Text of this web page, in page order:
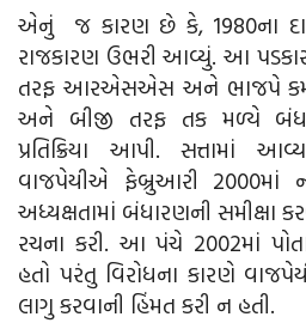
એનું જ કારણ છે કે, 1980ના
રાજકારણ ઉભરી આવ્યું. આ
તરફ આરએસએસ અને ભાજપે
અને બીજી તરફ તક મળ્યે
પ્રતિક્રિયા આપી. સત્તામાં
વાજપેયીએ ફેબ્રુઆરી 2000માં
અધ્યક્ષતામાં બંધારણની સમીક્ષા
રચના કરી. આ પંચે 2002માં
હતો પરંતુ વિરોધના કારણે
લાગુ કરવાની હિંમત કરી ન હતી.